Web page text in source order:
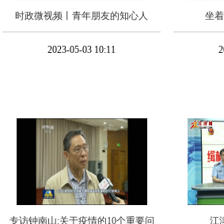
时政微视频丨青年朋友的知心人
2023-05-03 10:11
坐
专访钟南山:关于疫情的10个重要问
江